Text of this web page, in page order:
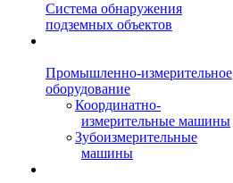
Система обнаружения
подземных объектов
Промышленно-измерительное
оборудование
Координатно-
измерительные машины
Зубоизмерительные
машины